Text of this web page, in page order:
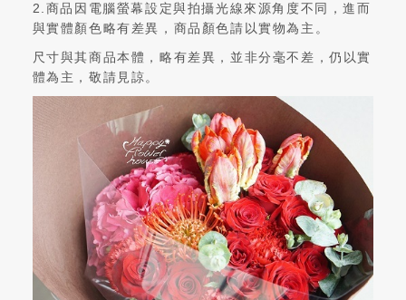
2.商品因電腦螢幕設定與拍攝光線來源角度不同，進而
與實體顏色略有差異，商品顏色請以實物為主。
尺寸與其商品本體，略有差異，並非分毫不差，仍以實
體為主，敬請見諒。